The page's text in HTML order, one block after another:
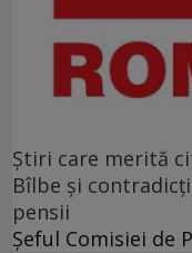
Ştiri care merită
Bîlbe și
pensii
Șeful Comisiei de